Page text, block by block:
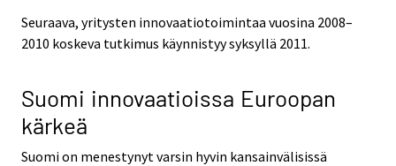
Seuraava, yritysten innovaatiotoimintaa vuosina 2008–
2010 koskeva tutkimus käynnistyy syksyllä 2011.
Suomi innovaatioissa Euroopan
kärkeä
Suomi on menestynyt varsin hyvin kansainvälisissä